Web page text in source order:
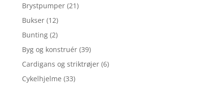
Brystpumper (21)
Bukser (12)
Bunting (2)
Byg og konstruér (39)
Cardigans og striktrøjer (6)
Cykelhjelme (33)